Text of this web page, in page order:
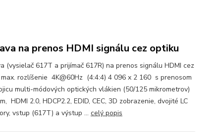
na prenos HDMI signálu cez optiku
(vysielač 617T a prijímač 617R) na prenos signálu HDMI cez
rozlíšenie 4K@60Hz (4:4:4) 4 096 x 2 160 s prenosom
multi-módových optických vlákien (50/125 mikrometrov)
HDMI 2.0, HDCP2.2, EDID, CEC, 3D zobrazenie, dvojité LC
vstup (617T) a výstup ... celý popis